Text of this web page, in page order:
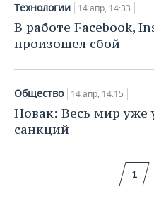
Технологии 14 апр, 14:33
В работе Facebook,
произошел сбой
Общество 14 апр, 14:15
Новак: Весь мир уже
санкций
1